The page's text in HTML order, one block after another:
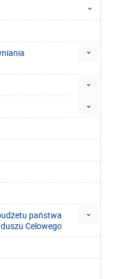
państwa
Celowego